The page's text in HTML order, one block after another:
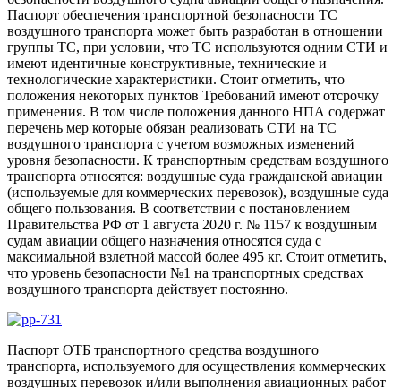
Паспорт обеспечения транспортной безопасности ТС
воздушного транспорта может быть разработан в отношении
группы ТС, при условии, что ТС используются одним СТИ и
имеют идентичные конструктивные, технические и
технологические характеристики. Стоит отметить, что
положения некоторых пунктов Требований имеют отсрочку
применения. В том числе положения данного НПА содержат
перечень мер которые обязан реализовать СТИ на ТС
воздушного транспорта с учетом возможных изменений
уровня безопасности. К транспортным средствам воздушного
транспорта относятся: воздушные суда гражданской авиации
(используемые для коммерческих перевозок), воздушные суда
общего пользования. В соответствии с постановлением
Правительства РФ от 1 августа 2020 г. № 1157 к воздушным
судам авиации общего назначения относятся суда с
максимальной взлетной массой более 495 кг. Стоит отметить,
что уровень безопасности №1 на транспортных средствах
воздушного транспорта действует постоянно.
Паспорт ОТБ транспортного средства воздушного
транспорта, используемого для осуществления коммерческих
воздушных перевозок и/или выполнения авиационных работ